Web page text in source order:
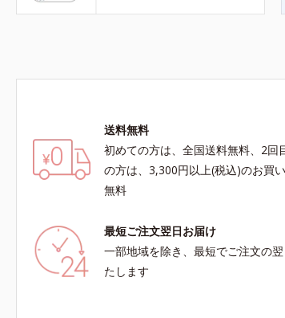
送料無料
初めての方は、全国送料無料、2回
の方は、3,300円以上(税込)のお買
無料
最短ご注文翌日お届け
一部地域を除き、最短でご注文の
たします